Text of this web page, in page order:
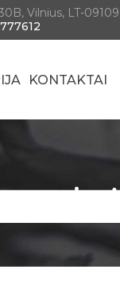
Vilnius, LT-09109
KONTAKTAI